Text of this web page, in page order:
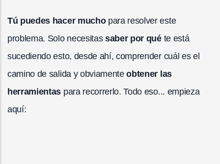
Tú puedes hacer muchopara resolver este
problema. Solo necesitas saber por quéte está
sucediendo esto, desde ahí, comprender cuál es el
camino de salida y obviamenteobtener las
herramientas para recorrerlo. Todo eso... empieza
aquí: